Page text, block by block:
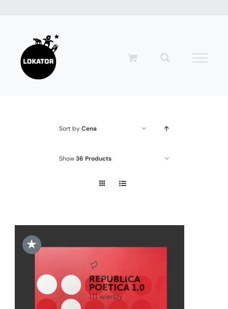
zawartości
Sort byCena
Show36 Products
★